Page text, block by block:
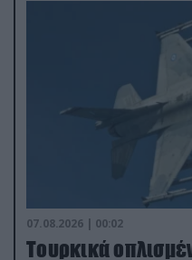
07.08.2026 | 00:02
Τουρκικά